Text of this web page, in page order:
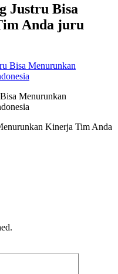
Justru Bisa
Anda juru
Menurunkan
Kinerja Tim Anda